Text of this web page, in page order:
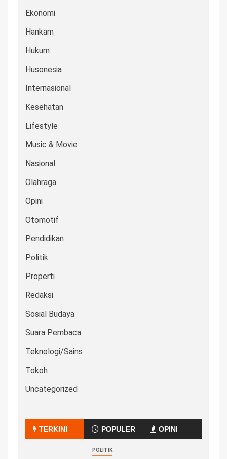
Ekonomi
Hankam
Hukum
Husonesia
Internasional
Kesehatan
Lifestyle
Music & Movie
Nasional
Olahraga
Opini
Otomotif
Pendidikan
Politik
Properti
Redaksi
Sosial Budaya
Suara Pembaca
Teknologi/Sains
Tokoh
Uncategorized
TERKINI POPULER OPINI
POLITIK